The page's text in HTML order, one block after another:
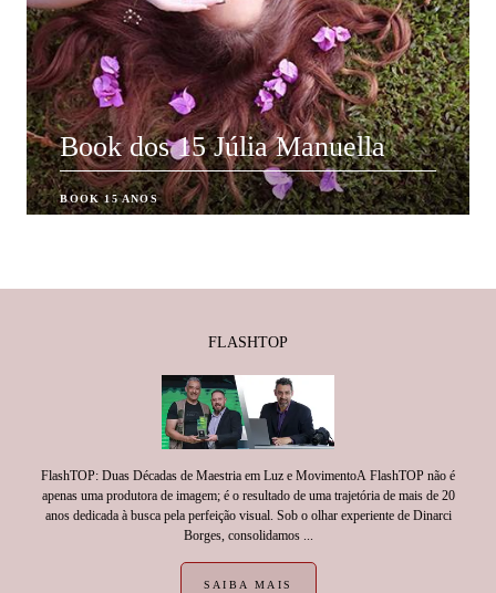
Book dos 15 Júlia Manuella
BOOK 15 ANOS
FLASHTOP
FlashTOP: Duas Décadas de Maestria em Luz e MovimentoA FlashTOP não é
apenas uma produtora de imagem; é o resultado de uma trajetória de mais de 20
anos dedicada à busca pela perfeição visual. Sob o olhar experiente de Dinarci
Borges, consolidamos ...
SAIBA MAIS